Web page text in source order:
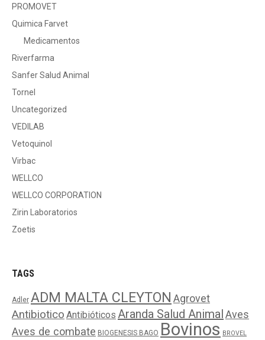
PROMOVET
Quimica Farvet
Medicamentos
Riverfarma
Sanfer Salud Animal
Tornel
Uncategorized
VEDILAB
Vetoquinol
Virbac
WELLCO
WELLCO CORPORATION
Zirin Laboratorios
Zoetis
TAGS
Adler ADM MALTA CLEYTON Agrovet
Antibiotico Antibióticos Aranda Salud AnimalAves
Aves de combate BIOGENESIS BAGO Bovinos BROVEL